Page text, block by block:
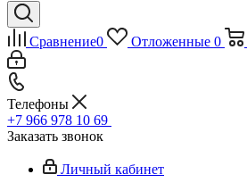
Сравнение0 Отложенные 0
Телефоны
+7 966 978 10 69
Заказать звонок
Личный кабинет